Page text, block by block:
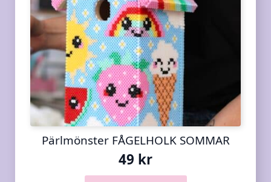
Pärlmönster FÅGELHOLK SOMMAR
49 kr